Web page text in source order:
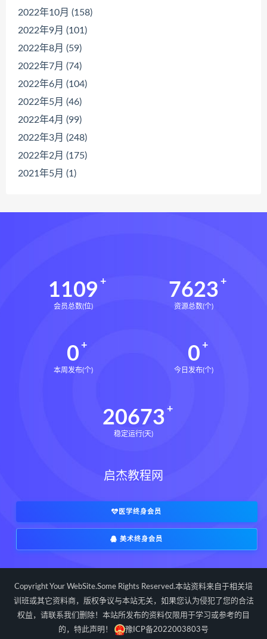
2022年10月 (158)
2022年9月 (101)
2022年8月 (59)
2022年7月 (74)
2022年6月 (104)
2022年5月 (46)
2022年4月 (99)
2022年3月 (248)
2022年2月 (175)
2021年5月 (1)
1109
会员总数(位)
7623
资源总数(个)
0
本周发布(个)
0
今日发布(个)
20673
稳定运行(天)
启杰教程网
医学终身会员
美术终身会员
Copyright Your WebSite.Some Rights Reserved.本站资料来自于相关培
训班或其它资料商，版权争议与本站无关，如果您认为侵犯了您的合法
权益，请联系我们删除！本站所发布的资料仅限用于学习或参考的目
的，特此声明！
豫ICP备2022003803号